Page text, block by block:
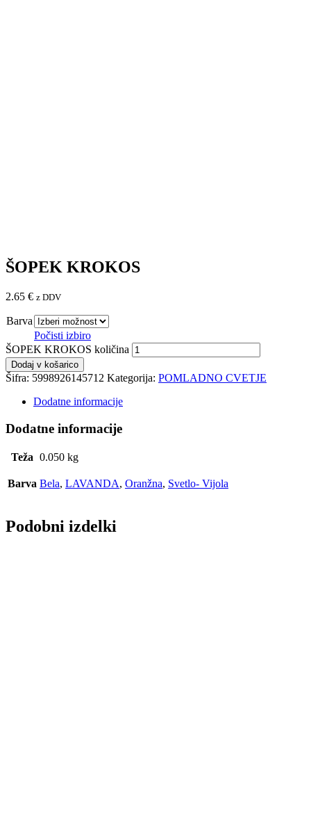
ŠOPEK KROKOS
2.65 € z DDV
Barva
Počisti izbiro
ŠOPEK KROKOS količina
Dodaj v košarico
Šifra: 5998926145712 Kategorija: POMLADNO CVETJE
Dodatne informacije
Dodatne informacije
Teža 0.050 kg
Barva Bela, LAVANDA, Oranžna, Svetlo- Vijola
Podobni izdelki